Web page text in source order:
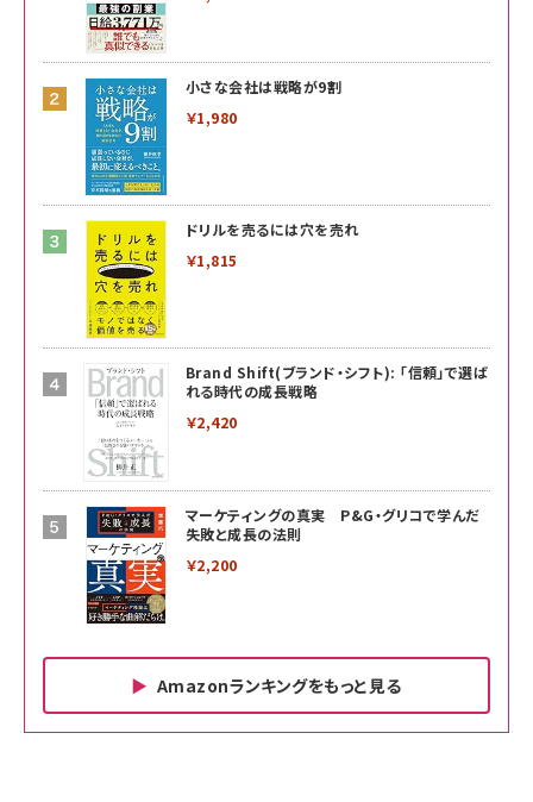
小さな会社は戦略が9割
￥1,980
ドリルを売るには穴を売れ
￥1,815
Brand Shift(ブランド・シフト): 「信頼」で選ば
れる時代の成長戦略
￥2,420
マーケティングの真実 P&G・グリコで学んだ
失敗と成長の法則
￥2,200
Amazonランキングをもっと見る